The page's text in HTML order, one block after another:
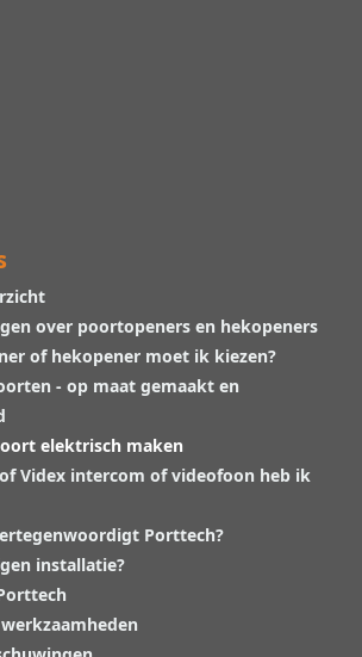
over poortopeners en hekopeners
of hekopener moet ik kiezen?
- op maat gemaakt en
elektrisch maken
Videx intercom of videofoon heb ik
Porttech?
installatie?